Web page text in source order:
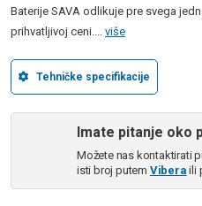
Baterije SAVA odlikuje pre svega
prihvatljivoj ceni.... više
Tehničke specifikacije
Imate pitanje oko
Možete nas kontaktirati
isti broj putem Vibera ili